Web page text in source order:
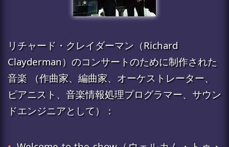
リチャード・クレイダーマン（Richard
Clayderman）のコンサートのために制作された
音楽 （作曲家、編曲家、オーケストレーター、
ピアニスト、音楽情報処理プログラマー、サウン
ドエンジニアとして）：